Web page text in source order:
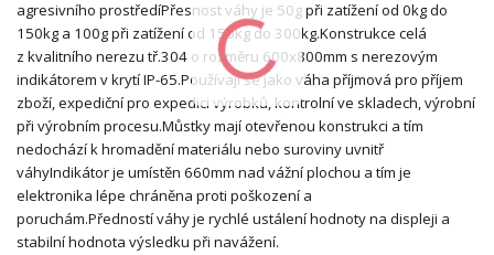
agresivního prostředíPřesnost váhy je 50g při zatížení od 0kg do
150kg a 100g při zatížení od 150kg do 300kg.Konstrukce celá
z kvalitního nerezu tř.304 o rozměru 600x800mm s nerezovým
indikátorem v krytí IP-65.Používají se jako váha příjmová pro příjem
zboží, expediční pro expedici výrobků, kontrolní ve skladech, výrobní
při výrobním procesu.Můstky mají otevřenou konstrukci a tím
nedochází k hromadění materiálu nebo suroviny uvnitř
váhyIndikátor je umístěn 660mm nad vážní plochou a tím je
elektronika lépe chráněna proti poškození a
poruchám.Předností váhy je rychlé ustálení hodnoty na displeji a
stabilní hodnota výsledku při navážení.